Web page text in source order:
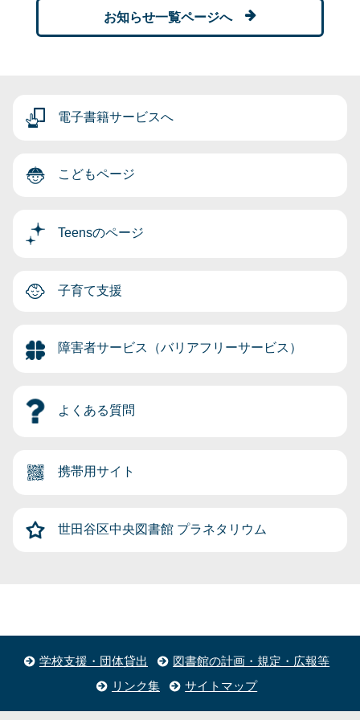
お知らせ一覧ページへ
電子書籍サービスへ
こどもページ
Teensのページ
子育て支援
障害者サービス（バリアフリーサービス）
よくある質問
携帯用サイト
世田谷区中央図書館 プラネタリウム
学校支援・団体貸出
図書館の計画・規定・広報等
リンク集
サイトマップ